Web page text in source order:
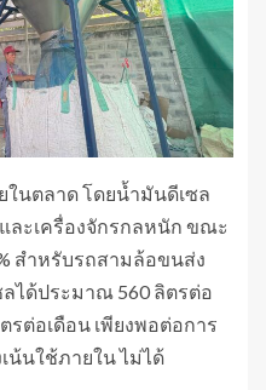
นตลาด โดยน้ำมันดีเซล
ละเครื่องจักรกลหนัก ขณะ
สำหรับรถสามล้อขนส่ง
ได้ประมาณ 560 ลิตรต่อ
รต่อเดือน เพียงพอต่อการ
น้นใช้ภายใน ไม่ได้